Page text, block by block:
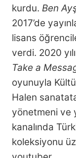
kurdu. Ben
2017’de
lisans
verdi. 2020
Take a
oyunuyla
Halen
yönetmeni ve
kanalında
koleksiyonu